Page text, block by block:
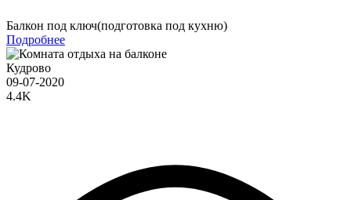
Балкон под ключ(подготовка под кухню)
Подробнее
Кудрово
09-07-2020
4.4K